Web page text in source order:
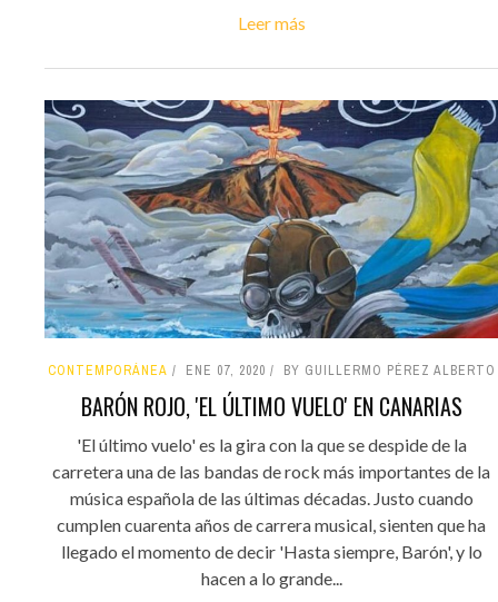
Leer más
CONTEMPORÁNEA ENE 07, 2020 BY GUILLERMO PÉREZ ALBERTO
BARÓN ROJO, 'EL ÚLTIMO VUELO' EN CANARIAS
'El último vuelo' es la gira con la que se despide de la
carretera una de las bandas de rock más importantes de la
música española de las últimas décadas. Justo cuando
cumplen cuarenta años de carrera musical, sienten que ha
llegado el momento de decir 'Hasta siempre, Barón', y lo
hacen a lo grande...